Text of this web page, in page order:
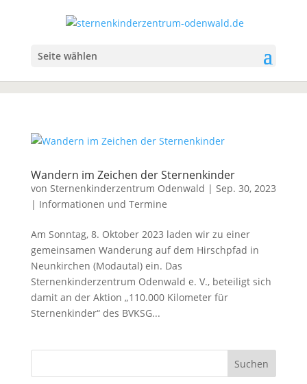
Seite wählen
Wandern im Zeichen der Sternenkinder
von Sternenkinderzentrum Odenwald | Sep. 30, 2023
| Informationen und Termine
Am Sonntag, 8. Oktober 2023 laden wir zu einer
gemeinsamen Wanderung auf dem Hirschpfad in
Neunkirchen (Modautal) ein. Das
Sternenkinderzentrum Odenwald e. V., beteiligt sich
damit an der Aktion „110.000 Kilometer für
Sternenkinder“ des BVKSG...